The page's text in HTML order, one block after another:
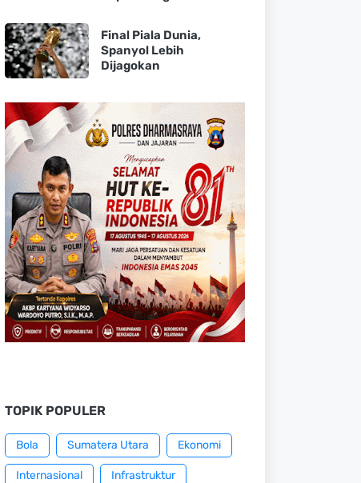
Final Piala Dunia,
Spanyol Lebih
Dijagokan
TOPIK POPULER
Bola Sumatera Utara Ekonomi
Internasional Infrastruktur